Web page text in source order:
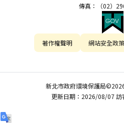
傳真：（02）
著作權聲明 網站安全政策
新北市政府環境保護局
更新日期：2026/08/07 訪